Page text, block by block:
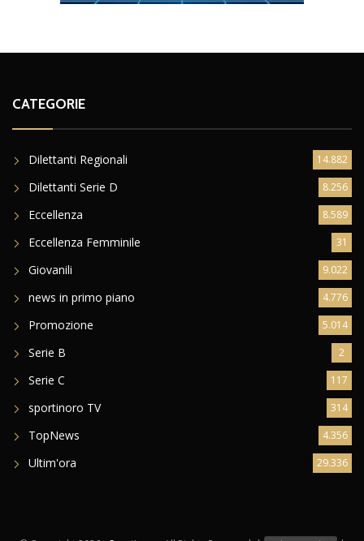
CATEGORIE
Dilettanti Regionali 14.882
Dilettanti Serie D 8.256
Eccellenza 8.589
Eccellenza Femminile 31
Giovanili 9.022
news in primo piano 4.776
Promozione 5.014
Serie B 2
Serie C 117
sportinoro TV 314
TopNews 4.356
Ultim'ora 29.336